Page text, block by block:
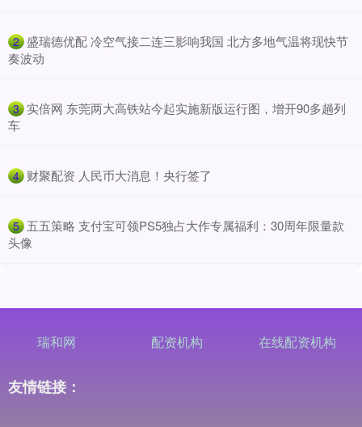
2 ​盛瑞德优配 冷空气接二连三影响我国 北方多地气温将现快节
奏波动
3 ​实倍网 东莞两大高铁站今起实施新版运行图，增开90多趟列
车
4 ​财聚配资 人民币大消息！央行签了
5 ​五五策略 支付宝可领PS5独占大作专属福利：30周年限量款
头像
瑞和网 配资机构 在线配资机构
友情链接：